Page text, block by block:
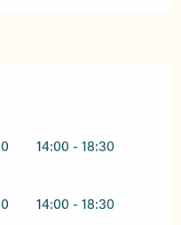
2026
14:00 - 18:30
14:00 - 18:30